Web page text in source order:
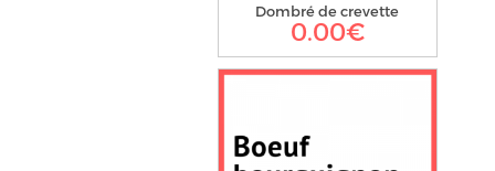
Dombré de crevette
0.00€